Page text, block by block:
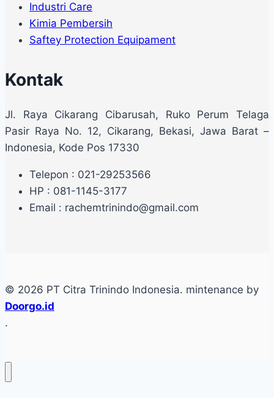
Industri Care
Kimia Pembersih
Saftey Protection Equipament
Kontak
Jl. Raya Cikarang Cibarusah, Ruko Perum Telaga
Pasir Raya No. 12, Cikarang, Bekasi, Jawa Barat –
Indonesia, Kode Pos 17330
Telepon : 021-29253566
HP : 081-1145-3177
Email : rachemtrinindo@gmail.com
© 2026 PT Citra Trinindo Indonesia. mintenance by
Doorgo.id
.